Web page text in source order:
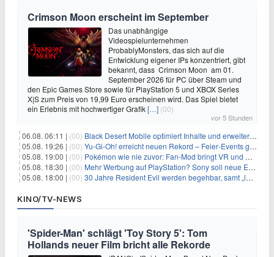
Crimson Moon erscheint im September
Das unabhängige
Videospielunternehmen
ProbablyMonsters, das sich auf die
Entwicklung eigener IPs konzentriert, gibt
bekannt, dass Crimson Moon am 01.
September 2026 für PC über Steam und
den Epic Games Store sowie für PlayStation 5 und XBOX Series
X|S zum Preis von 19,99 Euro erscheinen wird. Das Spiel bietet
ein Erlebnis mit hochwertiger Grafik[…] (00)
vor 5 Stunden
06.08. 06:11 | (00) Black Desert Mobile optimiert Inhalte und erweitert Treasure Access
05.08. 19:26 | (00) Yu‑Gi‑Oh! erreicht neuen Rekord – Feier‑Events gestartet
05.08. 19:00 | (00) Pokémon wie nie zuvor: Fan-Mod bringt VR und Ego-Perspektive nach Kanto
05.08. 18:30 | (00) Mehr Werbung auf PlayStation? Sony soll neue Einnahmequellen prüfen
05.08. 18:00 | (00) 30 Jahre Resident Evil werden begehbar, samt „lebensgroßem Leon“
KINO/TV-NEWS
'Spider-Man' schlägt 'Toy Story 5': Tom
Hollands neuer Film bricht alle Rekorde